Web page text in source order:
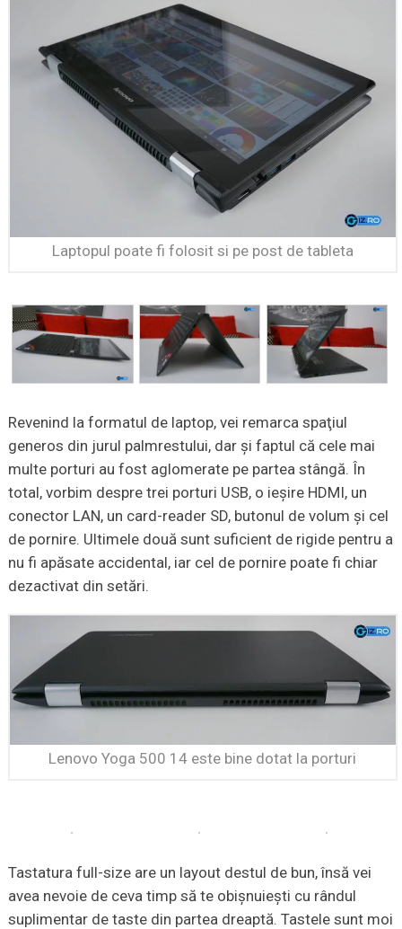
Laptopul poate fi folosit si pe post de tableta
Revenind la formatul de laptop, vei remarca spaţiul
generos din jurul palmrestului, dar şi faptul că cele mai
multe porturi au fost aglomerate pe partea stângă. În
total, vorbim despre trei porturi USB, o ieşire HDMI, un
conector LAN, un card-reader SD, butonul de volum şi cel
de pornire. Ultimele două sunt suficient de rigide pentru a
nu fi apăsate accidental, iar cel de pornire poate fi chiar
dezactivat din setări.
Lenovo Yoga 500 14 este bine dotat la porturi
Tastatura full-size are un layout destul de bun, însă vei
avea nevoie de ceva timp să te obişnuieşti cu rândul
suplimentar de taste din partea dreaptă. Tastele sunt moi